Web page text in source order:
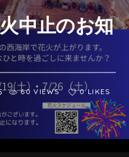
中止のお知
60 VIEWS
0 LIKES